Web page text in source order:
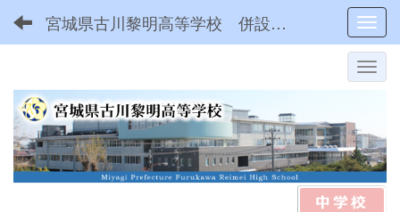
宮城県古川黎明高等学校 併設型中高一貫